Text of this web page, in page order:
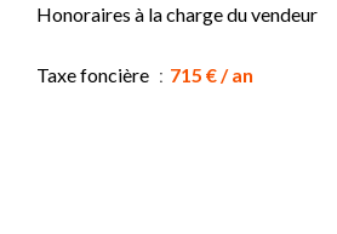
Honoraires à la charge du vendeur
Taxe foncière 715 € / an